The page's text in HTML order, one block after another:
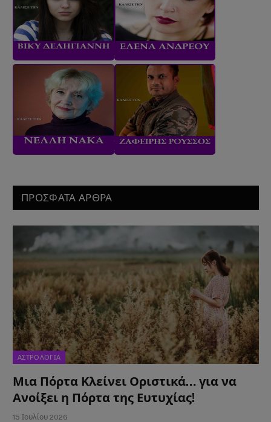
ΠΡΟΣΦΑΤΑ ΑΡΘΡΑ
ΑΣΤΡΟΛΟΓΙΑ
Μια Πόρτα Κλείνει Οριστικά… για να
Ανοίξει η Πόρτα της Ευτυχίας!
15 Ιουλίου 2026